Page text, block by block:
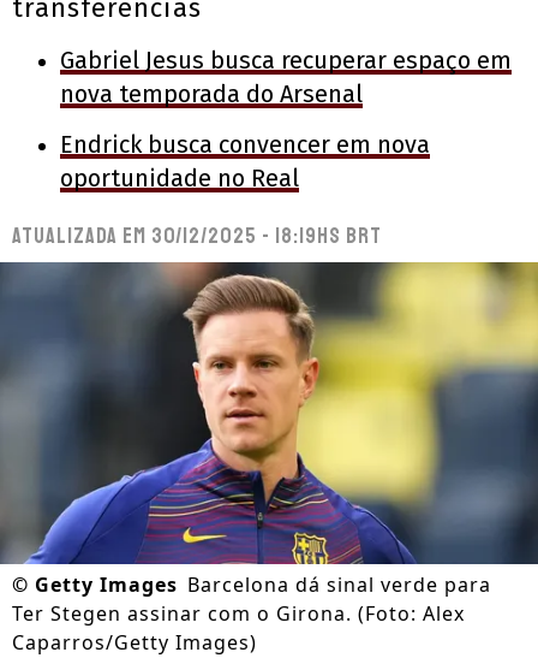
transferências
Gabriel Jesus busca recuperar espaço em
nova temporada do Arsenal
Endrick busca convencer em nova
oportunidade no Real
Atualizada em 30/12/2025 - 18:19hs BRT
© Getty Images Barcelona dá sinal verde para
Ter Stegen assinar com o Girona. (Foto: Alex
Caparros/Getty Images)